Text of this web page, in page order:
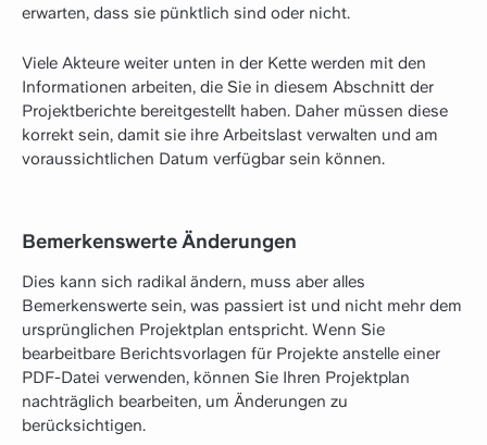
erwarten, dass sie pünktlich sind oder nicht.
Viele Akteure weiter unten in der Kette werden mit den
Informationen arbeiten, die Sie in diesem Abschnitt der
Projektberichte bereitgestellt haben. Daher müssen diese
korrekt sein, damit sie ihre Arbeitslast verwalten und am
voraussichtlichen Datum verfügbar sein können.
Bemerkenswerte Änderungen
Dies kann sich radikal ändern, muss aber alles
Bemerkenswerte sein, was passiert ist und nicht mehr dem
ursprünglichen Projektplan entspricht. Wenn Sie
bearbeitbare Berichtsvorlagen für Projekte anstelle einer
PDF-Datei verwenden, können Sie Ihren Projektplan
nachträglich bearbeiten, um Änderungen zu
berücksichtigen.